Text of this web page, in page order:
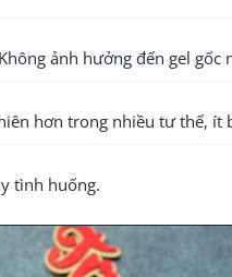
ảnh hưởng đến gel gốc
hơn trong nhiều tư thế, ít
tình huống.